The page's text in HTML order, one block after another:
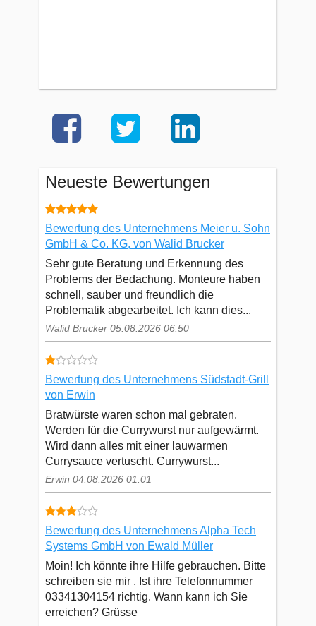
Neueste Bewertungen
Bewertung des Unternehmens Meier u. Sohn
GmbH & Co. KG, von Walid Brucker
Sehr gute Beratung und Erkennung des
Problems der Bedachung. Monteure haben
schnell, sauber und freundlich die
Problematik abgearbeitet. Ich kann dies...
Walid Brucker 05.08.2026 06:50
Bewertung des Unternehmens Südstadt-Grill
von Erwin
Bratwürste waren schon mal gebraten.
Werden für die Currywurst nur aufgewärmt.
Wird dann alles mit einer lauwarmen
Currysauce vertuscht. Currywurst...
Erwin 04.08.2026 01:01
Bewertung des Unternehmens Alpha Tech
Systems GmbH von Ewald Müller
Moin! Ich könnte ihre Hilfe gebrauchen. Bitte
schreiben sie mir . Ist ihre Telefonnummer
03341304154 richtig. Wann kann ich Sie
erreichen? Grüsse